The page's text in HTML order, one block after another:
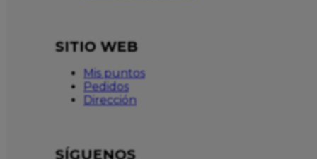
SITIO WEB
Mis puntos
Pedidos
Dirección
SÍGUENOS